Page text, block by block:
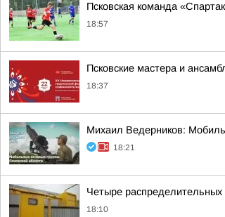
Псковская команда
18:57
Псковские мастера и
18:37
Михаил Ведерников:
18:21
Четыре распределительных
18:10